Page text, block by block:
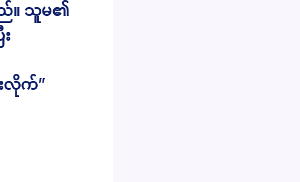
။ သူမ၏
လိုက်”